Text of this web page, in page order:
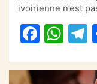
b
o
o
k
A
p
p
ivoirienne n’est
F
c
W
at